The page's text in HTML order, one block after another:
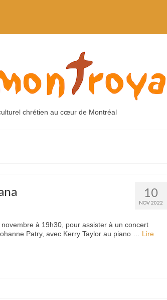
chrétien au cœur de Montréal
10
NOV 2022
à 19h30, pour assister à un concert
Patry, avec Kerry Taylor au piano … Lire